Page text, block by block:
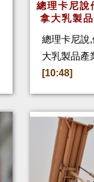
總理卡尼
拿大乳製
總理卡尼說
大乳製品產
[10:48]